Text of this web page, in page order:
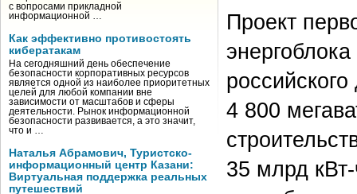
с вопросами прикладной
информационной …
Как эффективно противостоять
кибератакам
На сегодняшний день обеспечение
безопасности корпоративных ресурсов
является одной из наиболее приоритетных
целей для любой компании вне
зависимости от масштабов и сферы
деятельности. Рынок информационной
безопасности развивается, а это значит,
что и …
Наталья Абрамович, Туристско-
информационный центр Казани:
Виртуальная поддержка реальных
путешествий
Проект
4 800
35 млрд